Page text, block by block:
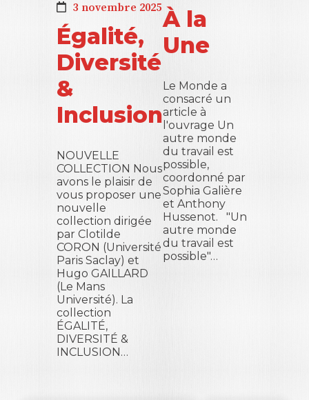
3 novembre 2025
Égalité,
Diversité
&
Inclusion
NOUVELLE
COLLECTION Nous
avons le plaisir de
vous proposer une
nouvelle
collection dirigée
par Clotilde
CORON (Université
Paris Saclay) et
Hugo GAILLARD
(Le Mans
Université). La
collection
ÉGALITÉ,
DIVERSITÉ &
INCLUSION…
À la
Une
Le Monde a
consacré un
article à
l'ouvrage Un
autre monde
du travail est
possible,
coordonné par
Sophia Galière
et Anthony
Hussenot. "Un
autre monde
du travail est
possible"…